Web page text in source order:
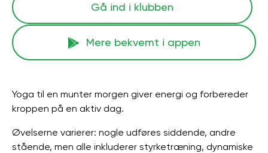
Gå ind i klubben
Mere bekvemt i appen
Yoga til en munter morgen giver energi og forbereder
kroppen på en aktiv dag.
Øvelserne varierer: nogle udføres siddende, andre
stående, men alle inkluderer styrketræning, dynamiske